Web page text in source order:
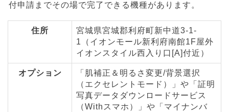
付申請までその場で完了できる機種があります。
住所
宮城県宮城郡利府町新中道3-1-
1（イオンモール新利府南館1F屋外
イオンスタイル西入り口[A]付近）
オプション
「肌補正＆明るさ変更/背景選択
（エクセレントモード）」や「証明
写真データダウンロードサービス
（Withスマホ）」や「マイナンバ